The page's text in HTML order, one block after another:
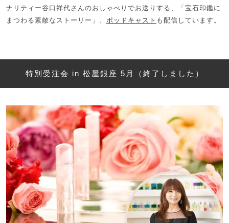
ナリティー谷口祥代さんのおしゃべりでお送りする、「宝石印鑑に
まつわる素敵なストーリー」。 ポッドキャスト も配信しています。
特別受注会 in 松屋銀座 5月（終了しました）